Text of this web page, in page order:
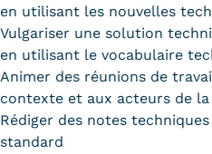
en utilisant les nouvelles
Vulgariser une solution
en utilisant le vocabulaire
Animer des réunions de
contexte et aux acteurs de
Rédiger des notes
standard